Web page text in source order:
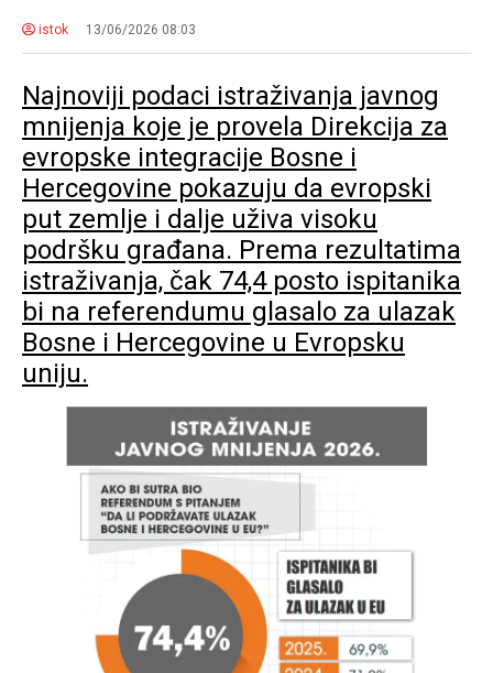
istok 13/06/2026 08:03
Najnoviji podaci istraživanja javnog
mnijenja koje je provela Direkcija za
evropske integracije Bosne i
Hercegovine pokazuju da evropski
put zemlje i dalje uživa visoku
podršku građana. Prema rezultatima
istraživanja, čak 74,4 posto ispitanika
bi na referendumu glasalo za ulazak
Bosne i Hercegovine u Evropsku
uniju.